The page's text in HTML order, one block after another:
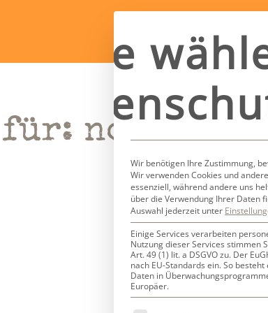
für: noni
Bitte
Wir benötigen Ihre Zustimmung,
Wir verwenden Cookies und
essenziell, während andere uns
über die Verwendung Ihrer Daten
Auswahl jederzeit unter
Einige Services verarbeiten
Nutzung dieser Services stimmen
Art. 49 (1) lit. a DSGVO zu. Der
nach EU-Standards ein. So
Daten in
Europäer.